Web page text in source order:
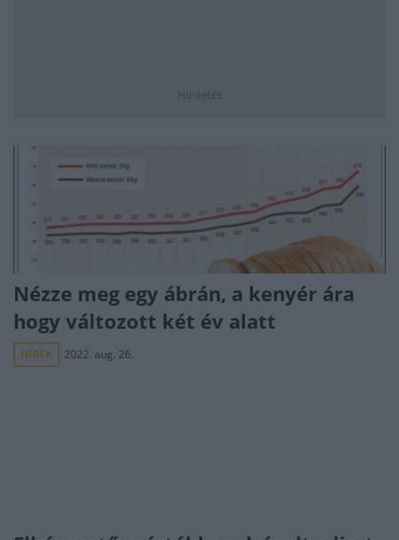
Hirdetés
Nézze meg egy ábrán, a kenyér ára
hogy változott két év alatt
HÍREK 2022. aug. 26.